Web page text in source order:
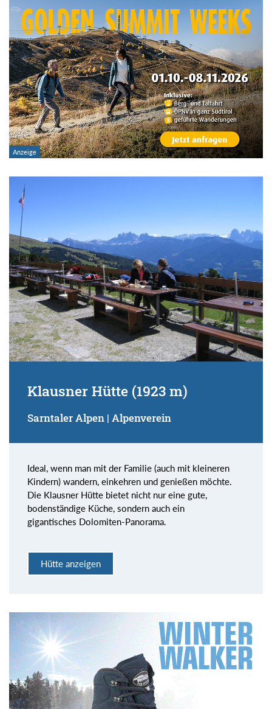
Region:
Gebirge:
Hütten-Typ:
Suchbegriff:
Klausner Hütte (1923 m)
Sarntaler Alpen | Alpenverein
Ideal, wenn man mit der Familie (auch mit kleineren
Kindern) wandern, einkehren und genießen möchte.
Die Klausner Hütte bietet nicht nur eine gute,
bodenständige Küche, sondern auch ein
gigantisches Dolomiten-Panorama.
Hütte anzeigen